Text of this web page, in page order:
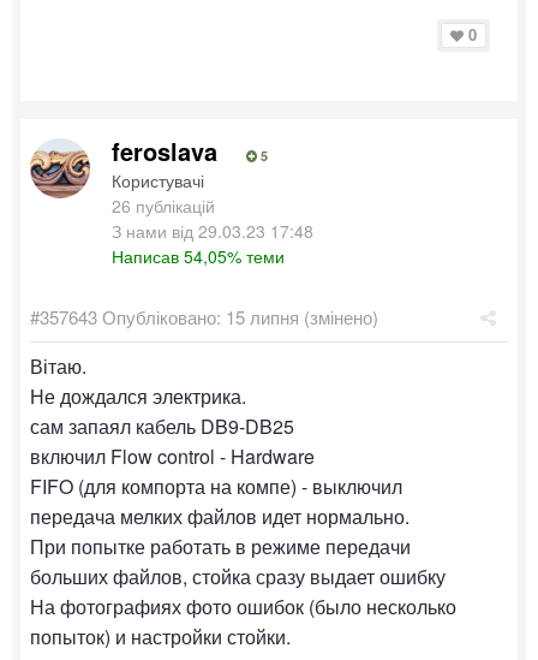
0
feroslava 5
Користувачі
26 публікацій
З нами від 29.03.23 17:48
Написав 54,05% теми
#357643Опубліковано: 15 липня (змінено)
Вітаю.
Не дождался электрика.
сам запаял кабель DB9-DB25
включил Flow control - Hardware
FIFO (для компорта на компе) - выключил
передача мелких файлов идет нормально.
При попытке работать в режиме передачи
больших файлов, стойка сразу выдает ошибку
На фотографиях фото ошибок (было несколько
попыток) и настройки стойки.